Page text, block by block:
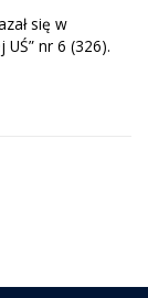
się w
nr 6 (326).